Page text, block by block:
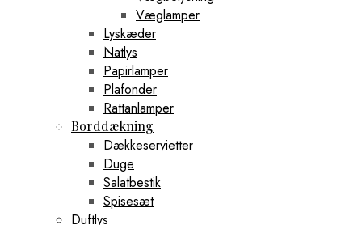
Væglamper
Lyskæder
Natlys
Papirlamper
Plafonder
Rattanlamper
Borddækning
Dækkeservietter
Duge
Salatbestik
Spisesæt
Duftlys